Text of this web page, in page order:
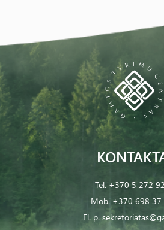
Tel. +370 5 272
Mob. +370 698 37
El. p.